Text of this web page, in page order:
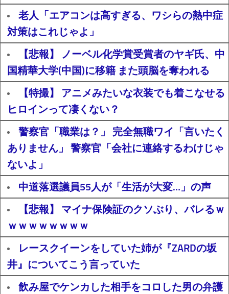
老人「エアコンは高すぎる、ワシらの熱中症
対策はこれじゃよ」
【悲報】 ノーベル化学賞受賞者のヤギ氏、中
国精華大学(中国)に移籍 また頭脳を奪われる
【特撮】 アニメみたいな衣装でも着こなせる
ヒロインって凄くない？
警察官「職業は？」 完全無職ワイ「言いたく
ありません」 警察官「会社に連絡するわけじゃ
ないよ」
中道落選議員55人が「生活が大変…」の声
【悲報】 マイナ保険証のクソぶり、バレるｗ
ｗｗｗｗｗｗｗｗ
レースクイーンをしていた姉が『ZARDの坂
井』についてこう言っていた
飲み屋でケンカした相手をコロした男の弁護